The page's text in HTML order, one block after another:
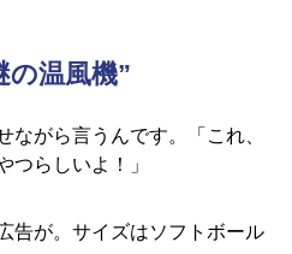
の温風機”
ながら言うんです。
「これ、
つらしいよ！」
告が。 サイズはソフトボール